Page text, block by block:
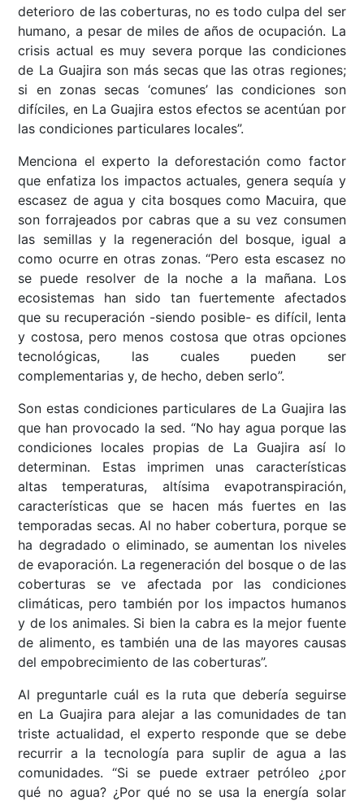
deterioro de las coberturas, no es todo culpa del ser
humano, a pesar de miles de años de ocupación. La
crisis actual es muy severa porque las condiciones
de La Guajira son más secas que las otras regiones;
si en zonas secas ‘comunes’ las condiciones son
difíciles, en La Guajira estos efectos se acentúan por
las condiciones particulares locales”.
Menciona el experto la deforestación como factor
que enfatiza los impactos actuales, genera sequía y
escasez de agua y cita bosques como Macuira, que
son forrajeados por cabras que a su vez consumen
las semillas y la regeneración del bosque, igual a
como ocurre en otras zonas. “Pero esta escasez no
se puede resolver de la noche a la mañana. Los
ecosistemas han sido tan fuertemente afectados
que su recuperación -siendo posible- es difícil, lenta
y costosa, pero menos costosa que otras opciones
tecnológicas, las cuales pueden ser
complementarias y, de hecho, deben serlo”.
Son estas condiciones particulares de La Guajira las
que han provocado la sed. “No hay agua porque las
condiciones locales propias de La Guajira así lo
determinan. Estas imprimen unas características
altas temperaturas, altísima evapotranspiración,
características que se hacen más fuertes en las
temporadas secas. Al no haber cobertura, porque se
ha degradado o eliminado, se aumentan los niveles
de evaporación. La regeneración del bosque o de las
coberturas se ve afectada por las condiciones
climáticas, pero también por los impactos humanos
y de los animales. Si bien la cabra es la mejor fuente
de alimento, es también una de las mayores causas
del empobrecimiento de las coberturas”.
Al preguntarle cuál es la ruta que debería seguirse
en La Guajira para alejar a las comunidades de tan
triste actualidad, el experto responde que se debe
recurrir a la tecnología para suplir de agua a las
comunidades. “Si se puede extraer petróleo ¿por
qué no agua? ¿Por qué no se usa la energía solar